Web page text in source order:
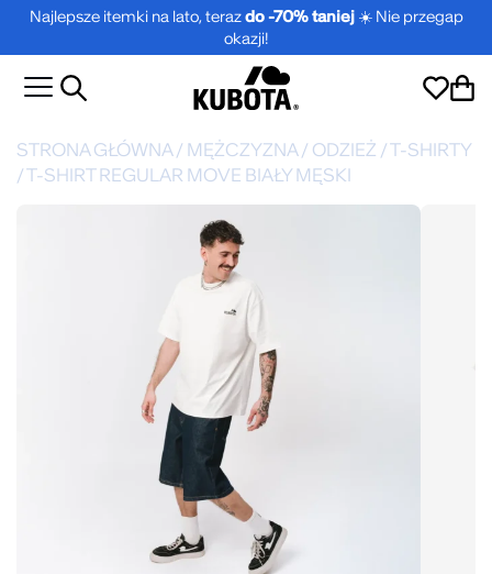
Najlepsze itemki na lato, terazdo -70% taniej☀️ Nie przegap
okazji!
STRONA GŁÓWNA / MĘŻCZYZNA / ODZIEŻ /T-SHIRTY
/T-SHIRT REGULAR MOVE BIAŁY MĘSKI